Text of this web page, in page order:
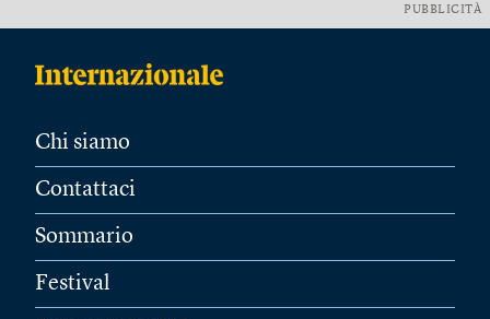
PUBBLICITÀ
Chi siamo
Contattaci
Sommario
Festival